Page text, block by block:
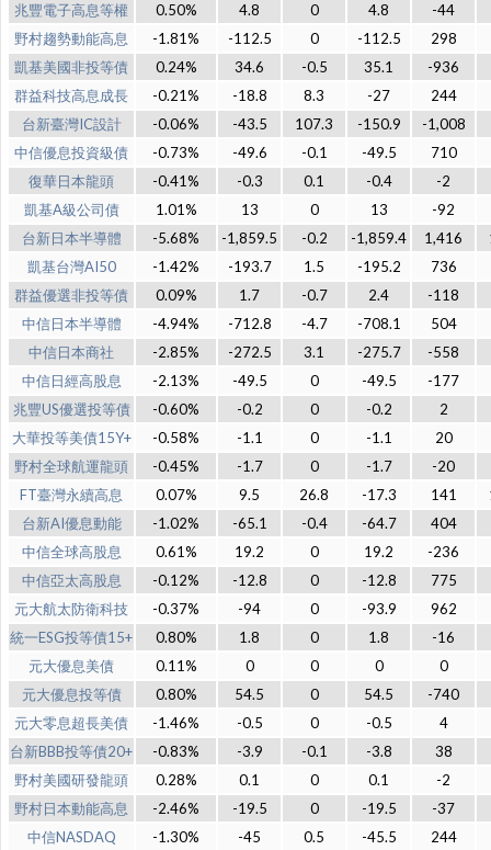
兆豐電子高息等權
0.50% 4.8 0 4.8
-44
野村趨勢動能高息
-1.81% -112.5 0 -112.5
298
凱基美國非投等債
0.24% 34.6 -0.5 35.1
-936
群益科技高息成長
-0.21% -18.8 8.3 -27
244
台新臺灣IC設計
-0.06% -43.5 107.3 -150.9
-1,008
中信優息投資級債
-0.73% -49.6 -0.1 -49.5
710
復華日本龍頭
-0.41% -0.3 0.1 -0.4
-2
凱基A級公司債
1.01% 13 0 13
-92
台新日本半導體
-5.68% -1,859.5 -0.2 -1,859.4 1,416
凱基台灣AI50
-1.42% -193.7 1.5 -195.2
736
群益優選非投等債
0.09% 1.7 -0.7 2.4
-118
中信日本半導體
-4.94% -712.8 -4.7 -708.1
504
中信日本商社
-2.85% -272.5 3.1 -275.7
-558
中信日經高股息
-2.13% -49.5 0 -49.5
-177
兆豐US優選投等債
-0.60% -0.2 0 -0.2
2
大華投等美債15Y+
-0.58% -1.1 0 -1.1
20
野村全球航運龍頭
-0.45% -1.7 0 -1.7
-20
FT臺灣永續高息
0.07% 9.5 26.8 -17.3 141
台新AI優息動能
-1.02% -65.1 -0.4 -64.7
404
中信全球高股息
0.61% 19.2 0 19.2
-236
中信亞太高股息
-0.12% -12.8 0 -12.8
775
元大航太防衛科技
-0.37% -94 0 -93.9
962
統一ESG投等債15+
0.80% 1.8 0 1.8
-16
元大優息美債
0.11% 0 0 0
0
元大優息投等債
0.80% 54.5 0 54.5
-740
元大零息超長美債
-1.46% -0.5 0 -0.5
4
台新BBB投等債20+
-0.83% -3.9 -0.1 -3.8
38
野村美國研發龍頭
0.28% 0.1 0 0.1
-2
野村日本動能高息
-2.46% -19.5 0 -19.5
-37
中信NASDAQ
-1.30% -45 0.5 -45.5 244